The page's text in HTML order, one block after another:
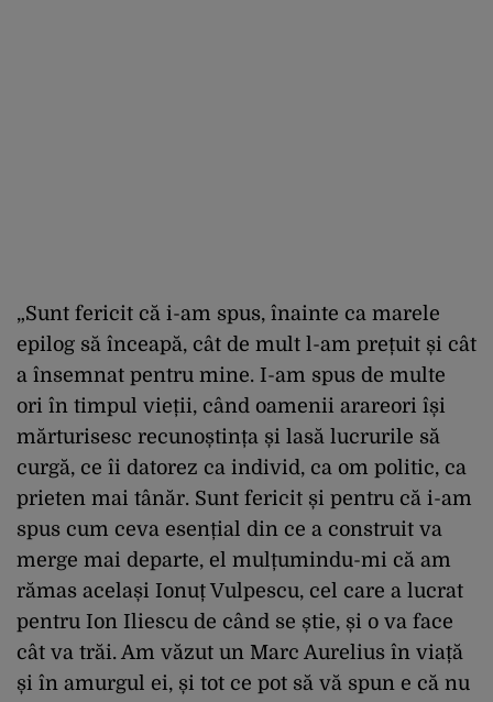
„Sunt fericit că i-am spus, înainte ca marele
epilog să înceapă, cât de mult l-am prețuit și cât
a însemnat pentru mine. I-am spus de multe
ori în timpul vieții, când oamenii arareori își
mărturisesc recunoștința și lasă lucrurile să
curgă, ce îi datorez ca individ, ca om politic, ca
prieten mai tânăr. Sunt fericit și pentru că i-am
spus cum ceva esențial din ce a construit va
merge mai departe, el mulțumindu-mi că am
rămas același Ionuț Vulpescu, cel care a lucrat
pentru Ion Iliescu de când se știe, și o va face
cât va trăi. Am văzut un Marc Aurelius în viață
și în amurgul ei, și tot ce pot să vă spun e că nu